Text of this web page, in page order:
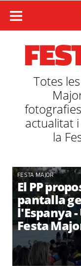
Totes
actualitat
la
FESTA MAJOR
El PP
pantalla
l'Espanya
Festa